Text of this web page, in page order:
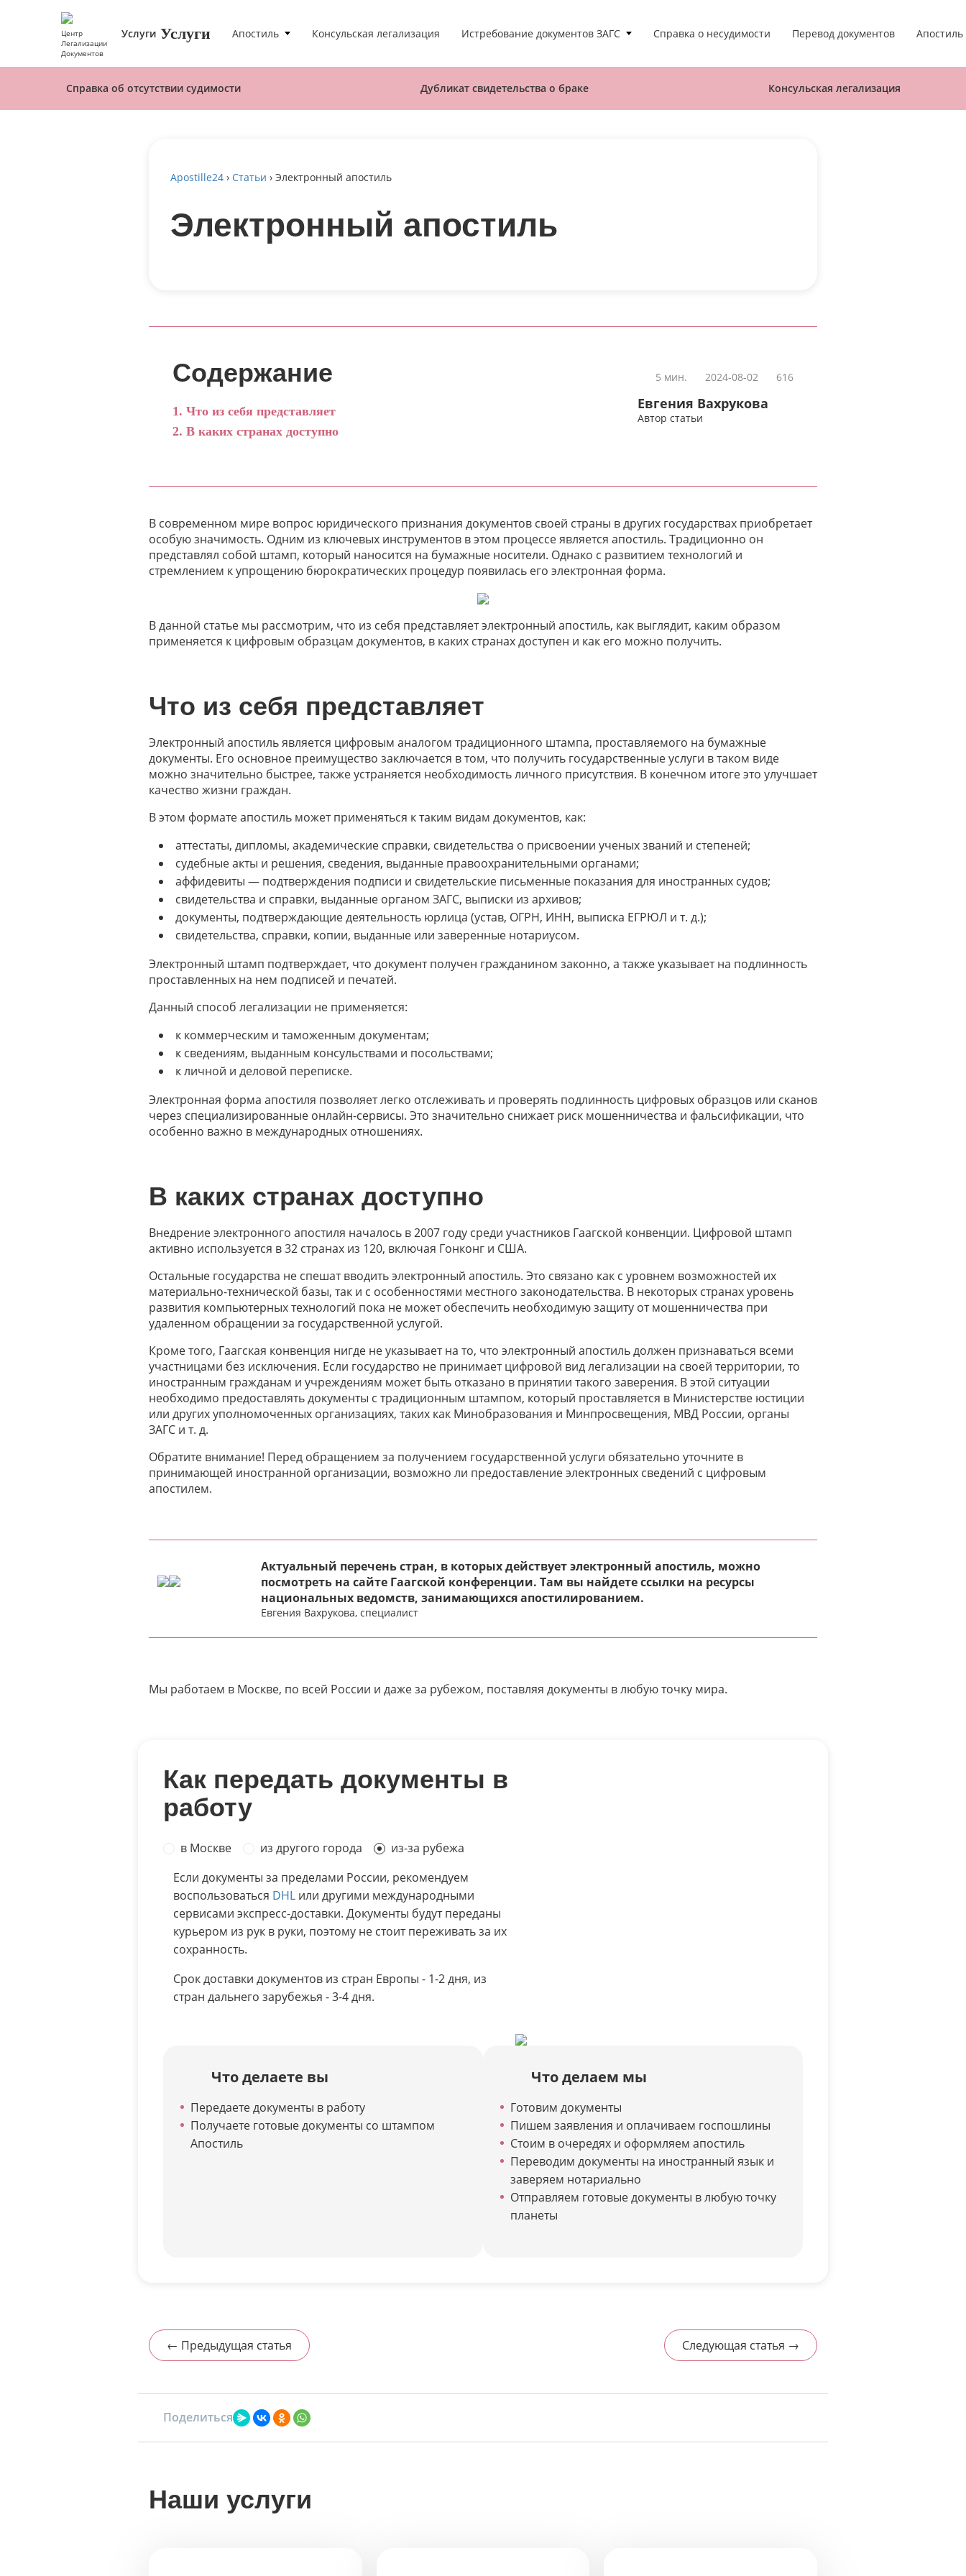
Центр
Легализации
Документов
Услуги Услуги Апостиль Консульская легализация Истребование документов ЗАГС Справка о несудимости Перевод документов
Справка об отсутствии судимости Дубликат свидетельства о браке Консульская легализация
Apostille24 › Статьи › Электронный апостиль
Электронный апостиль
Содержание
Что из себя представляет
В каких странах доступно
5 мин. 2024-08-02 616
Евгения Вахрукова
Автор статьи
В современном мире вопрос юридического признания документов своей страны в других государствах приобретает
особую значимость. Одним из ключевых инструментов в этом процессе является апостиль. Традиционно он
представлял собой штамп, который наносится на бумажные носители. Однако с развитием технологий и
стремлением к упрощению бюрократических процедур появилась его электронная форма.
В данной статье мы рассмотрим, что из себя представляет электронный апостиль, как выглядит, каким образом
применяется к цифровым образцам документов, в каких странах доступен и как его можно получить.
Что из себя представляет
Электронный апостиль является цифровым аналогом традиционного штампа, проставляемого на бумажные
документы. Его основное преимущество заключается в том, что получить государственные услуги в таком виде
можно значительно быстрее, также устраняется необходимость личного присутствия. В конечном итоге это улучшает
качество жизни граждан.
В этом формате апостиль может применяться к таким видам документов, как:
аттестаты, дипломы, академические справки, свидетельства о присвоении ученых званий и степеней;
судебные акты и решения, сведения, выданные правоохранительными органами;
аффидевиты — подтверждения подписи и свидетельские письменные показания для иностранных судов;
свидетельства и справки, выданные органом ЗАГС, выписки из архивов;
документы, подтверждающие деятельность юрлица (устав, ОГРН, ИНН, выписка ЕГРЮЛ и т. д.);
свидетельства, справки, копии, выданные или заверенные нотариусом.
Электронный штамп подтверждает, что документ получен гражданином законно, а также указывает на подлинность
проставленных на нем подписей и печатей.
Данный способ легализации не применяется:
к коммерческим и таможенным документам;
к сведениям, выданным консульствами и посольствами;
к личной и деловой переписке.
Электронная форма апостиля позволяет легко отслеживать и проверять подлинность цифровых образцов или сканов
через специализированные онлайн-сервисы. Это значительно снижает риск мошенничества и фальсификации, что
особенно важно в международных отношениях.
В каких странах доступно
Внедрение электронного апостиля началось в 2007 году среди участников Гаагской конвенции. Цифровой штамп
активно используется в 32 странах из 120, включая Гонконг и США.
Остальные государства не спешат вводить электронный апостиль. Это связано как с уровнем возможностей их
материально-технической базы, так и с особенностями местного законодательства. В некоторых странах уровень
развития компьютерных технологий пока не может обеспечить необходимую защиту от мошенничества при
удаленном обращении за государственной услугой.
Кроме того, Гаагская конвенция нигде не указывает на то, что электронный апостиль должен признаваться всеми
участницами без исключения. Если государство не принимает цифровой вид легализации на своей территории, то
иностранным гражданам и учреждениям может быть отказано в принятии такого заверения. В этой ситуации
необходимо предоставлять документы с традиционным штампом, который проставляется в Министерстве юстиции
или других уполномоченных организациях, таких как Минобразования и Минпросвещения, МВД России, органы
ЗАГС и т. д.
Обратите внимание! Перед обращением за получением государственной услуги обязательно уточните в
принимающей иностранной организации, возможно ли предоставление электронных сведений с цифровым
апостилем.
Актуальный перечень стран, в которых действует электронный апостиль, можно
посмотреть на сайте Гаагской конференции. Там вы найдете ссылки на ресурсы
национальных ведомств, занимающихся апостилированием.
Евгения Вахрукова, специалист
Мы работаем в Москве, по всей России и даже за рубежом, поставляя документы в любую точку мира.
Как передать документы в
работу
в Москве из другого города
из-за рубежа
Если документы за пределами России, рекомендуем
воспользоваться DHL или другими международными
сервисами экспресс-доставки. Документы будут переданы
курьером из рук в руки, поэтому не стоит переживать за их
сохранность.
Срок доставки документов из стран Европы - 1-2 дня, из
стран дальнего зарубежья - 3-4 дня.
Что делаете вы
Передаете документы в работу
Получаете готовые документы со штампом
Апостиль
Что делаем мы
Готовим документы
Пишем заявления и оплачиваем госпошлины
Стоим в очередях и оформляем апостиль
Переводим документы на иностранный язык и
заверяем нотариально
Отправляем готовые документы в любую точку
планеты
← Предыдущая статья Следующая статья →
Поделиться
Наши услуги